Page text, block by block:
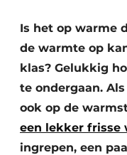
Is het op warme
de warmte op
klas? Gelukkig
te ondergaan.
ook op de
een lekker frisse
ingrepen, een